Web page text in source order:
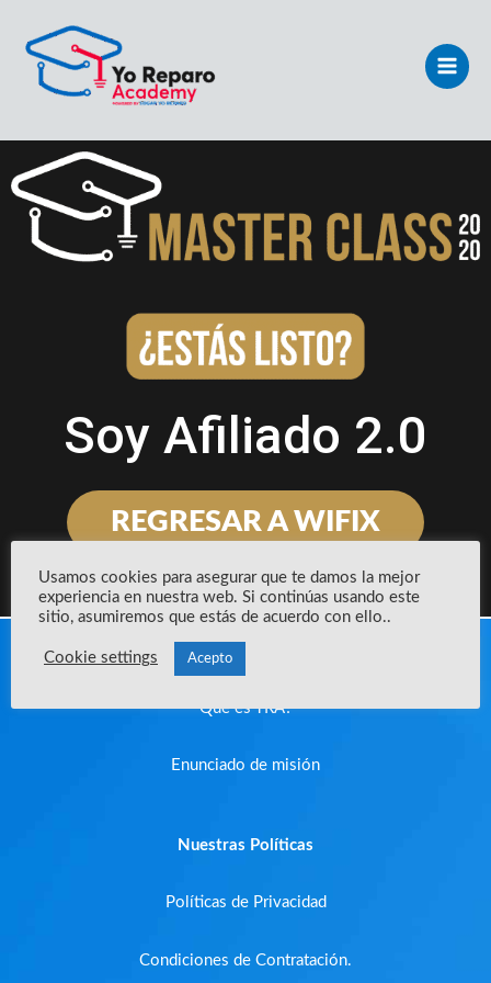
contenido
Menu
Soy Afiliado 2.0
REGRESAR A WIFIX
Acerca de la empresa
Que es YRA?
Enunciado de misión
Nuestras Políticas
Políticas de Privacidad
Condiciones de Contratación.
Usamos cookies para asegurar que te damos la mejor
experiencia en nuestra web. Si continúas usando este
sitio, asumiremos que estás de acuerdo con ello..
Cookie settings Acepto